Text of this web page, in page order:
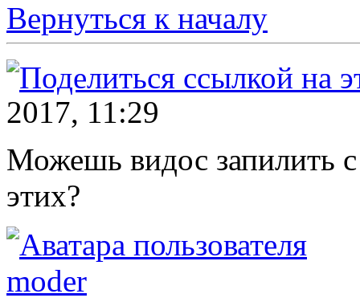
Вернуться к началу
2017, 11:29
Можешь видос запилить
этих?
moder